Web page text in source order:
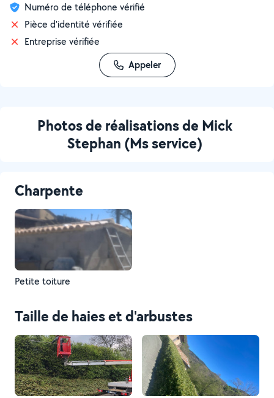
Numéro de téléphone vérifié
Pièce d'identité vérifiée
Entreprise vérifiée
Appeler
Photos de réalisations de Mick
Stephan (Ms service)
Charpente
Petite toiture
Taille de haies et d'arbustes